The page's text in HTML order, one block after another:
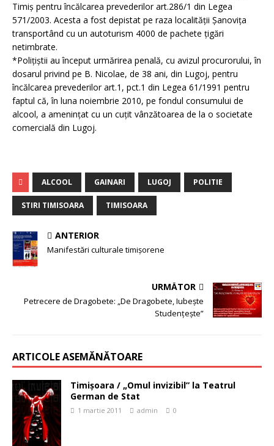
Timiș pentru încălcarea prevederilor art.286/1 din Legea
571/2003. Acesta a fost depistat pe raza localității Șanovița
transportând cu un autoturism 4000 de pachete țigări
netimbrate.
*Polițiștii au început urmărirea penală, cu avizul procurorului, în
dosarul privind pe B. Nicolae, de 38 ani, din Lugoj, pentru
încălcarea prevederilor art.1, pct.1 din Legea 61/1991 pentru
faptul că, în luna noiembrie 2010, pe fondul consumului de
alcool, a amenințat cu un cuțit vânzătoarea de la o societate
comercială din Lugoj.
ALCOOL GAINARI LUGOJ POLITIE
STIRI TIMISOARA TIMISOARA
ANTERIOR
Manifestări culturale timișorene
URMĂTOR
Petrecere de Dragobete: „De Dragobete, Iubeşte
Studenţeşte”
ARTICOLE ASEMĂNĂTOARE
Timişoara / „Omul invizibil” la Teatrul
German de Stat
1 martie 2011 admin 0